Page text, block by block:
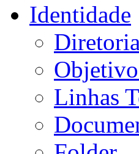
Identidade
Diretoria
Linhas